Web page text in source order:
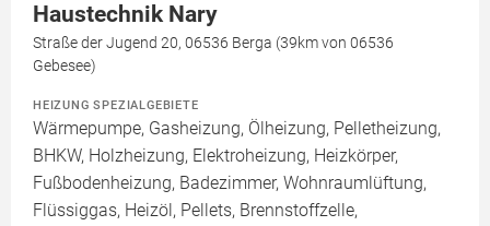
Haustechnik Nary
Straße der Jugend 20, 06536 Berga (39km von 06536
Gebesee)
HEIZUNG SPEZIALGEBIETE
Wärmepumpe, Gasheizung, Ölheizung, Pelletheizung,
BHKW, Holzheizung, Elektroheizung, Heizkörper,
Fußbodenheizung, Badezimmer, Wohnraumlüftung,
Flüssiggas, Heizöl, Pellets, Brennstoffzelle,